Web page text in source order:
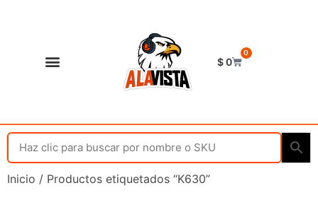
$0
0
Inicio / Productos etiquetados “K630”